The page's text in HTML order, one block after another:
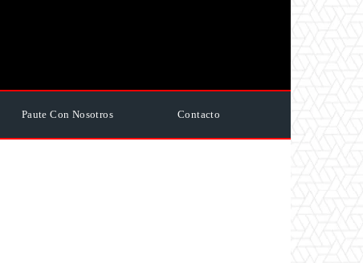
Paute Con Nosotros Contacto